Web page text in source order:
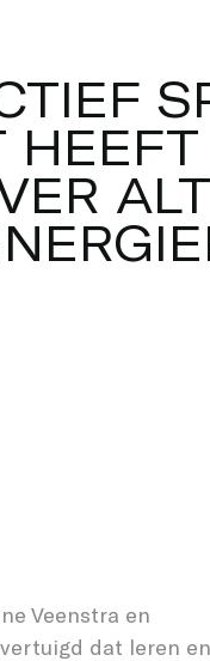
energie en
eigen kracht
scannen van de
GAME zelf tijdens
TIEF S
HEEFT
ER ALT
NERGIE
Veenstra en
dat leren en